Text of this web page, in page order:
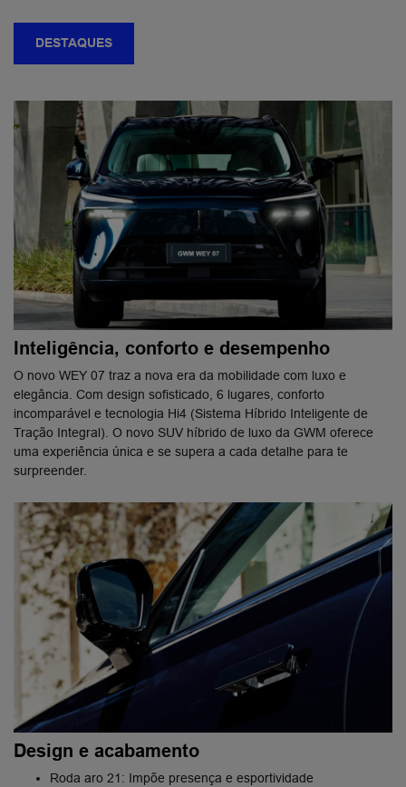
DESTAQUES
Inteligência, conforto e desempenho
O novo WEY 07 traz a nova era da mobilidade com luxo e
elegância. Com design sofisticado, 6 lugares, conforto ​
incomparável e tecnologia Hi4 (Sistema Híbrido Inteligente de
Tração Integral). O novo SUV híbrido de luxo da ​GWM oferece
uma experiência única e se supera a cada detalhe para te
surpreender.
Design e acabamento
Roda aro 21: Impõe presença e esportividade